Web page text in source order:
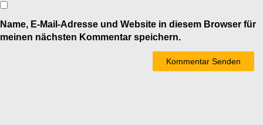
Name, E-Mail-Adresse und Website in diesem Browser für
meinen nächsten Kommentar speichern.